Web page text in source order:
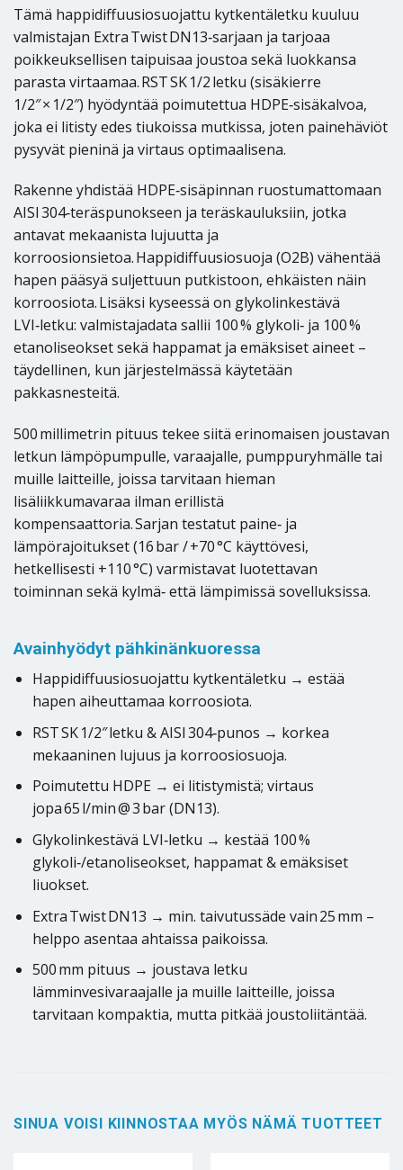
Tämä happidiffuusiosuojattu kytkentäletku kuuluu
valmistajan Extra Twist DN13‑sarjaan ja tarjoaa
poikkeuksellisen taipuisaa joustoa sekä luokkansa
parasta virtaamaa. RST SK 1/2 letku (sisäkierre
1/2″ × 1/2″) hyödyntää poimutettua HDPE‑sisäkalvoa,
joka ei litisty edes tiukoissa mutkissa, joten painehäviöt
pysyvät pieninä ja virtaus optimaalisena.
Rakenne yhdistää HDPE‑sisäpinnan ruostumattomaan
AISI 304‑teräspunokseen ja teräskauluksiin, jotka
antavat mekaanista lujuutta ja
korroosionsietoa. Happidiffuusiosuoja (O2B) vähentää
hapen pääsyä suljettuun putkistoon, ehkäisten näin
korroosiota. Lisäksi kyseessä on glykolinkestävä
LVI‑letku: valmistajadata sallii 100 % glykoli‑ ja 100 %
etanoliseokset sekä happamat ja emäksiset aineet –
täydellinen, kun järjestelmässä käytetään
pakkasnesteitä.
500 millimetrin pituus tekee siitä erinomaisen joustavan
letkun lämpöpumpulle, varaajalle, pumppuryhmälle tai
muille laitteille, joissa tarvitaan hieman
lisäliikkumavaraa ilman erillistä
kompensaattoria. Sarjan testatut paine‑ ja
lämpörajoitukset (16 bar / +70 °C käyttövesi,
hetkellisesti +110 °C) varmistavat luotettavan
toiminnan sekä kylmä‑ että lämpimissä sovelluksissa.
Avainhyödyt pähkinänkuoressa
Happidiffuusiosuojattu kytkentäletku → estää
hapen aiheuttamaa korroosiota.
RST SK 1/2″ letku & AISI 304‑punos → korkea
mekaaninen lujuus ja korroosiosuoja.
Poimutettu HDPE → ei litistymistä; virtaus
jopa 65 l/min @ 3 bar (DN13).
Glykolinkestävä LVI‑letku → kestää 100 %
glykoli‑/etanoliseokset, happamat & emäksiset
liuokset.
Extra Twist DN13 → min. taivutussäde vain 25 mm –
helppo asentaa ahtaissa paikoissa.
500 mm pituus → joustava letku
lämminvesivaraajalle ja muille laitteille, joissa
tarvitaan kompaktia, mutta pitkää joustoliitäntää.
SINUA VOISI KIINNOSTAA MYÖS NÄMÄ TUOTTEET